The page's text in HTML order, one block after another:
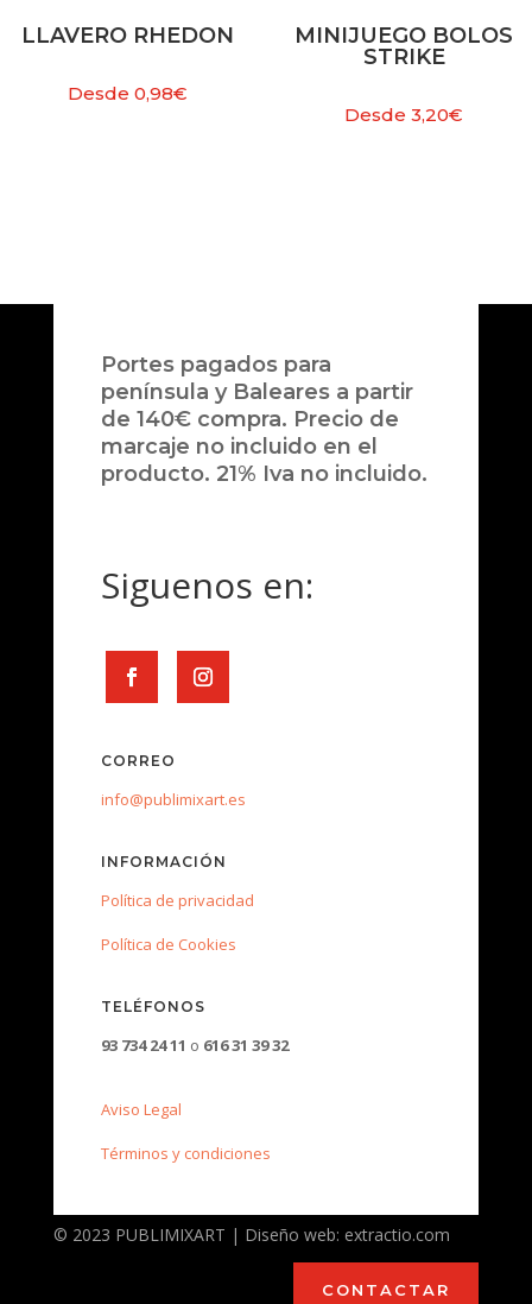
LLAVERO RHEDON
Desde0,98€
MINIJUEGO BOLOS
STRIKE
Desde3,20€
Portes pagados para
península y Baleares a partir
de 140€ compra. Precio de
marcaje no incluido en el
producto. 21% Iva no incluido.
Siguenos en:
CORREO
info@publimixart.es
INFORMACIÓN
Política de privacidad
Política de Cookies
TELÉFONOS
93 734 24 11 o 616 31 39 32
Aviso Legal
Términos y condiciones
© 2023 PUBLIMIXART | Diseño web: extractio.com
CONTACTAR